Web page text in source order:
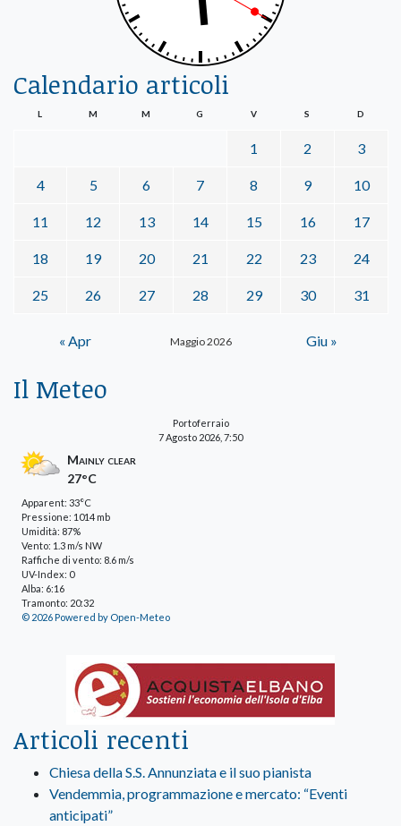
Calendario articoli
Maggio 2026
L M M G V S D
1 2 3
4 5 6 7 8 9 10
11 12 13 14 15 16 17
18 19 20 21 22 23 24
25 26 27 28 29 30 31
« Apr Giu »
Il Meteo
Portoferraio
7 Agosto 2026, 7:50
Mainly clear
27°C
Apparent: 33°C
Pressione: 1014 mb
Umidità: 87%
Vento: 1.3 m/s NW
Raffiche di vento: 8.6 m/s
UV-Index: 0
Alba: 6:16
Tramonto: 20:32
© 2026 Powered by Open-Meteo
Articoli recenti
Chiesa della S.S. Annunziata e il suo pianista
Vendemmia, programmazione e mercato: “Eventi
anticipati”